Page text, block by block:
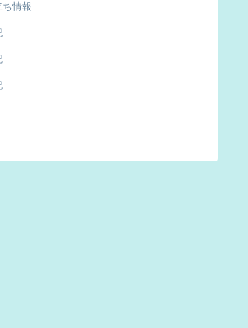
ち情報